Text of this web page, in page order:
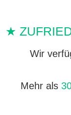
★
Wir
Mehr als